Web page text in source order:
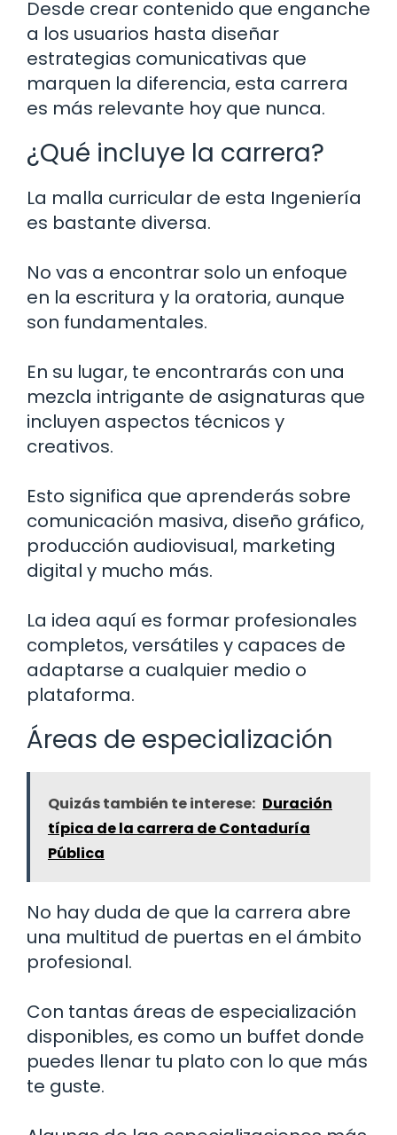
Desde crear contenido que enganche
a los usuarios hasta diseñar
estrategias comunicativas que
marquen la diferencia, esta carrera
es más relevante hoy que nunca.
¿Qué incluye la carrera?
La malla curricular de esta Ingeniería
es bastante diversa.
No vas a encontrar solo un enfoque
en la escritura y la oratoria, aunque
son fundamentales.
En su lugar, te encontrarás con una
mezcla intrigante de asignaturas que
incluyen aspectos técnicos y
creativos.
Esto significa que aprenderás sobre
comunicación masiva, diseño gráfico,
producción audiovisual, marketing
digital y mucho más.
La idea aquí es formar profesionales
completos, versátiles y capaces de
adaptarse a cualquier medio o
plataforma.
Áreas de especialización
Quizás también te interese: Duración
típica de la carrera de Contaduría
Pública
No hay duda de que la carrera abre
una multitud de puertas en el ámbito
profesional.
Con tantas áreas de especialización
disponibles, es como un buffet donde
puedes llenar tu plato con lo que más
te guste.